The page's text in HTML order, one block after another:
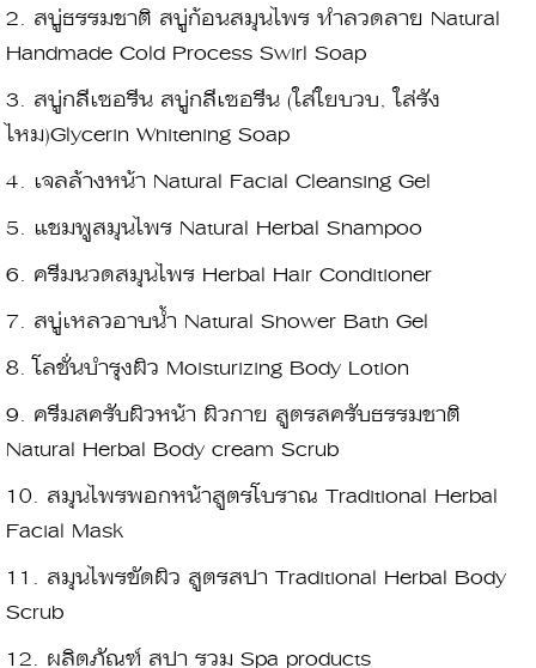
2. สบู่ธรรมชาติ สบู่ก้อนสมุนไพร ทำลวดลาย Natural
Handmade Cold Process Swirl Soap
3. สบู่กลีเซอรีน สบู่กลีเซอรีน (ใส่ใยบวบ, ใส่รัง
ไหม)Glycerin Whitening Soap
4. เจลล้างหน้า Natural Facial Cleansing Gel
5. แชมพูสมุนไพร Natural Herbal Shampoo
6. ครีมนวดสมุนไพร Herbal Hair Conditioner
7. สบู่เหลวอาบน้ำ Natural Shower Bath Gel
8.โลชั่นบำรุงผิว Moisturizing Body Lotion
9. ครีมสครับผิวหน้า ผิวกาย สูตรสครับธรรมชาติ
Natural Herbal Body cream Scrub
10. สมุนไพรพอกหน้าสูตรโบราณ Traditional Herbal
Facial Mask
11. สมุนไพรขัดผิว สูตรสปา Traditional Herbal Body
Scrub
12. ผลิตภัณฑ์ สปา รวม Spa products